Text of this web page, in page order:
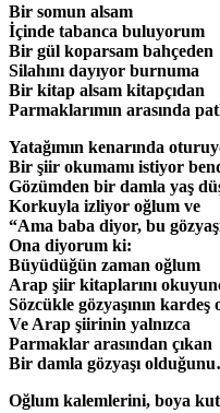
Bir somun alsam
İçinde tabanca buluyorum
Bir gül koparsam bahçeden
Silahını dayıyor burnuma
Bir kitap alsam kitapçıdan
Parmaklarımın arasında
Yatağımın kenarında
Bir şiir okumamı istiyor
Gözümden bir damla yaş
Korkuyla izliyor oğlum ve
“Ama baba diyor, bu
Ona diyorum ki:
Büyüdüğün zaman oğlum
Arap şiir kitaplarını
Sözcükle gözyaşının
Ve Arap şiirinin yalnızca
Parmaklar arasından çıkan
Bir damla gözyaşı
Oğlum kalemlerini, boya